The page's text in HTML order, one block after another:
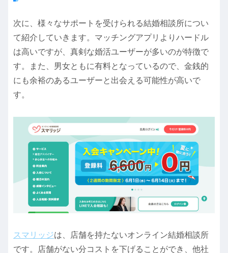
次に、様々なサポートを受けられる結婚相談所につい
て紹介していきます。マッチングアプリよりハードル
は高いですが、真剣な婚活ユーザーが多いのが特徴で
す。また、男女ともに有料となっているので、金銭的
にも余裕のあるユーザーと出会える可能性が高いで
す。
スマリッジは、店舗を持たないオンライン結婚相談所
です。店舗がない分コストを下げることができ、他社